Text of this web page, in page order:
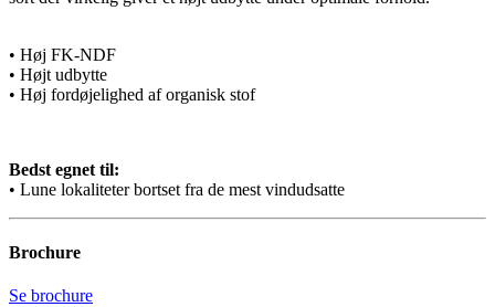
• Høj FK-NDF
• Højt udbytte
• Høj fordøjelighed af organisk stof
Bedst egnet til:
• Lune lokaliteter bortset fra de mest vindudsatte
Brochure
Se brochure